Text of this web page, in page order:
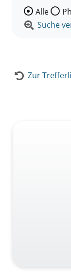
Wählen Sie
Alle
Suche
Zur